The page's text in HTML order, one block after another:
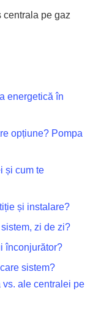
centrala pe gaz
energetică în
opțiune? Pompa
și cum te
și instalare?
zi de zi?
înconjurător?
sistem?
ale centralei pe